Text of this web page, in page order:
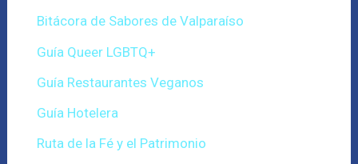
Bitácora de Sabores de Valparaíso
Guía Queer LGBTQ+
Guía Restaurantes Veganos
Guía Hotelera
Ruta de la Fé y el Patrimonio